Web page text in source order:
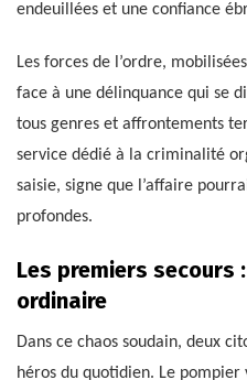
endeuillées et une confiance
Les forces de l’ordre,
face à une délinquance qui se
tous genres et affrontements
service dédié à la criminalité
saisie, signe que l’affaire
profondes.
Les premiers secours
ordinaire
Dans ce chaos soudain, deux
héros du quotidien. Le